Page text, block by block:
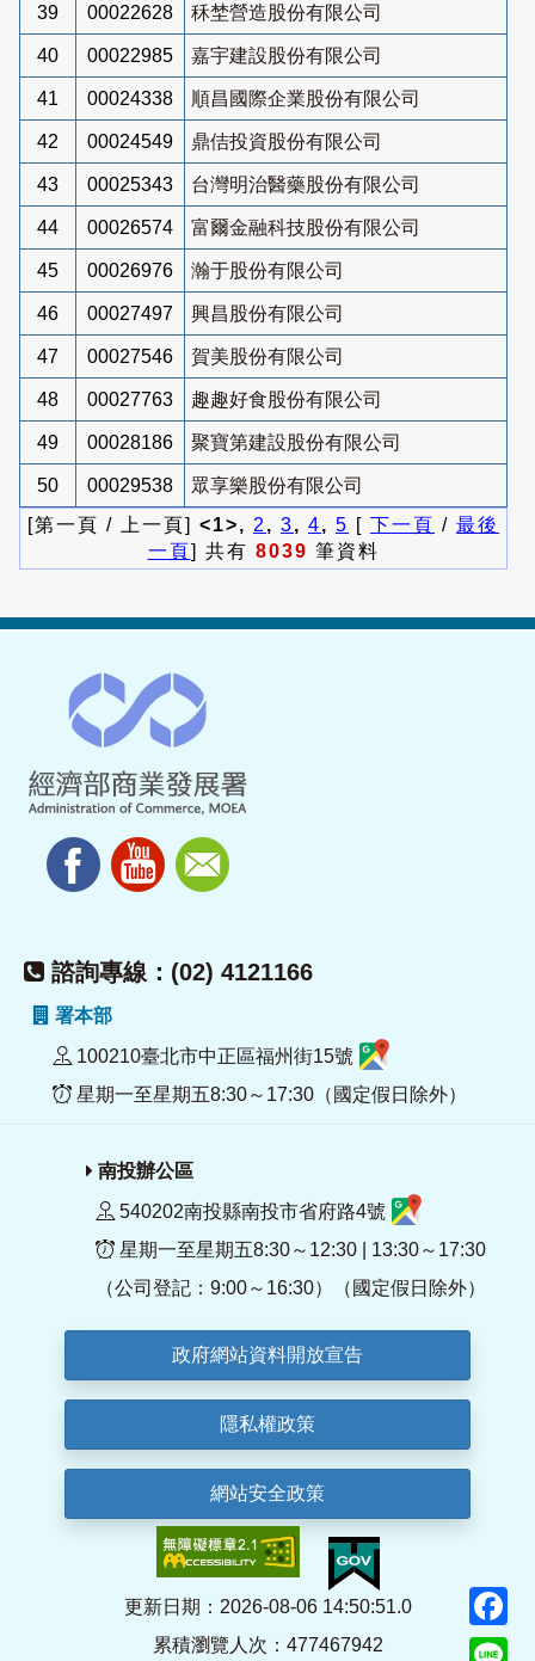
39 00022628 秝埜營造股份有限公司
40 00022985 嘉宇建設股份有限公司
41 00024338 順昌國際企業股份有限公司
42 00024549 鼎佶投資股份有限公司
43 00025343 台灣明治醫藥股份有限公司
44 00026574 富爾金融科技股份有限公司
45 00026976 瀚于股份有限公司
46 00027497 興昌股份有限公司
47 00027546 賀美股份有限公司
48 00027763 趣趣好食股份有限公司
49 00028186 聚寶第建設股份有限公司
50 00029538
眾享樂股份有限公司
[第一頁 / 上一頁] <1>, 2 , 3, 4, 5 [ 下一頁 / 最後
一頁] 共有 8039 筆資料
諮詢專線：(02) 4121166
署本部
100210臺北市中正區福州街15號
星期一至星期五8:30～17:30（國定假日除外）
南投辦公區
540202南投縣南投市省府路4號
星期一至星期五8:30～12:30 | 13:30～17:30
（公司登記：9:00～16:30）（國定假日除外）
政府網站資料開放宣告
隱私權政策
網站安全政策
更新日期：2026-08-06 14:50:51.0
累積瀏覽人次：477467942